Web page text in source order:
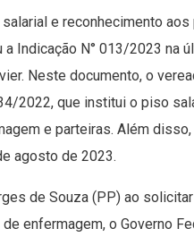
e reconhecimento
Indicação N° 013/2023 na
Neste documento, o
2022, que institui o piso
e parteiras. Além
agosto de 2023.
de Souza (PP) ao
enfermagem, o Governo